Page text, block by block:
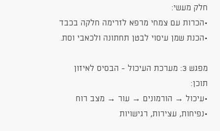
חלק מעשי:
•הכרות עם צמחי מרפא לזרימה חלקה בכבד
•הכנת שמן עיסוי לבטן תחתונה ולכאבי וסת.
מפגש 3: מערכת העיכול - הבסיס לאיזון
תוכן:
•עיכול → הורמונים → עור → מצב רוח
•נפיחות, עצירות, רגישויות